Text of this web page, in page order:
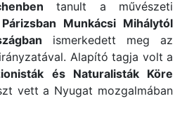
tanult a művészeti
Párizsban Munkácsi Mihálytól
ismerkedett meg az
Alapító tagja volt a
és Naturalisták Köre
vett a Nyugat mozgalmában